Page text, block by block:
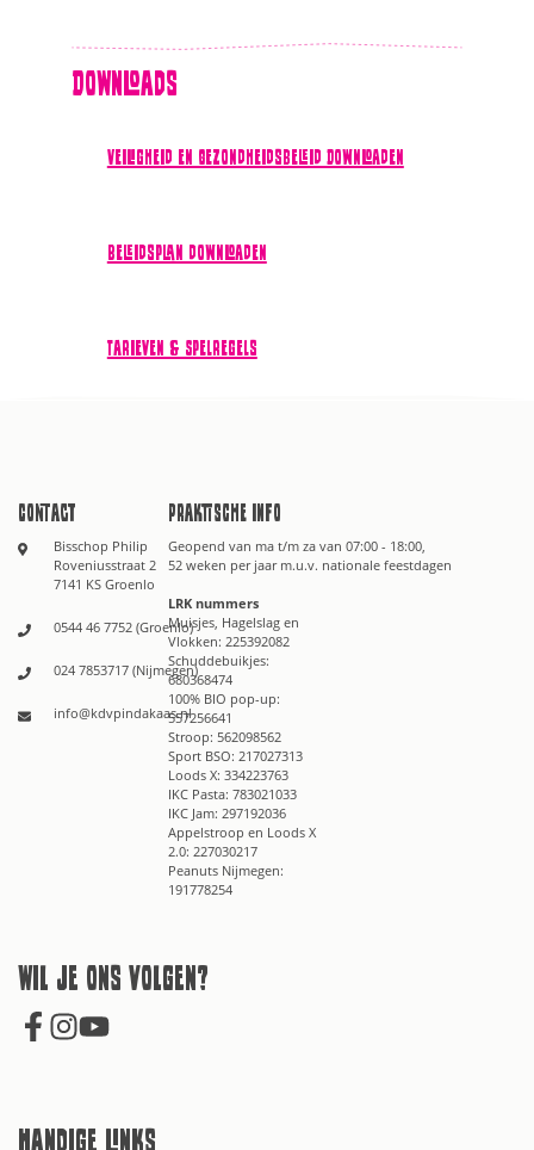
Downloads
Veiligheid en Gezondheidsbeleid Downloaden
Beleidsplan downloaden
Tarieven & Spelregels
Contact
Bisschop Philip
Roveniusstraat 2
7141 KS Groenlo
0544 46 7752 (Groenlo)
024 7853717 (Nijmegen)
info@kdvpindakaas.nl
Praktische info
Geopend van ma t/m za van 07:00 - 18:00,
52 weken per jaar m.u.v. nationale feestdagen
LRK nummers
Muisjes, Hagelslag en
Vlokken: 225392082
Schuddebuikjes:
680368474
100% BIO pop-up:
557256641
Stroop: 562098562
Sport BSO: 217027313
Loods X: 334223763
IKC Pasta: 783021033
IKC Jam: 297192036
Appelstroop en Loods X
2.0: 227030217
Peanuts Nijmegen:
191778254
Wil je ons volgen?
Handige links